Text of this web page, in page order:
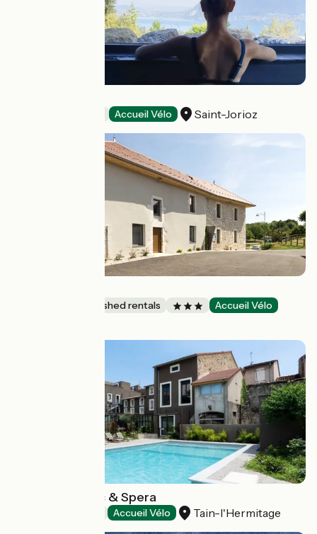
Accueil Vélo Saint-Jorioz
Lodgings and furnished rentals Accueil Vélo
Hôtel & Spa Fac & Spera
Accueil Vélo Tain-l'Hermitage